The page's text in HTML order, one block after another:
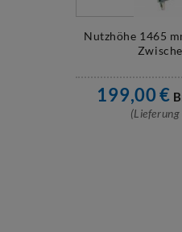
Nutzhöhe 1465
199,00€